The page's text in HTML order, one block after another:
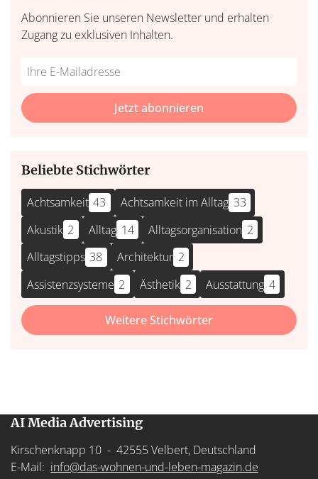
Abonnieren Sie unseren Newsletter und erhalten
Zugang zu exklusiven Inhalten.
Do
fill
this
*Ihre
Mailadresse:
Jetzt abonnieren
Beliebte Stichwörter
Achtsamkeit 43 Achtsamkeit im Alltag 33
Akustik 2 Alltag 14 Alltagsorganisation 2
Alltagstipps 38 Architektur 2
Assistenzsysteme 2 Ästhetik 2 Ausstattung 4
Weitere Stichwörter
AI Media Advertising
Kirschenknapp 10 - 42555 Velbert, Deutschland
E-Mail: info@das-wohnen-und-leben-magazin.de